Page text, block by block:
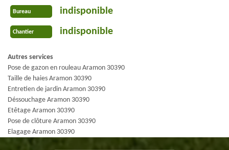
Bureau indisponible
Chantier indisponible
Autres services
Pose de gazon en rouleau Aramon 30390
Taille de haies Aramon 30390
Entretien de jardin Aramon 30390
Déssouchage Aramon 30390
Etêtage Aramon 30390
Pose de clôture Aramon 30390
Elagage Aramon 30390